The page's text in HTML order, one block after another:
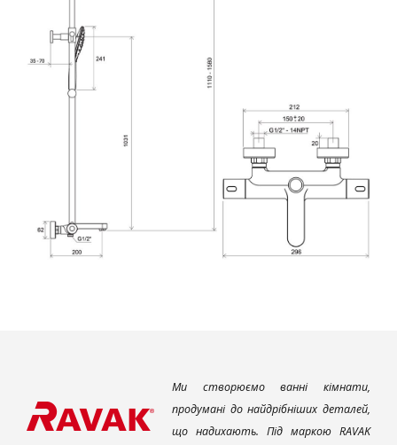
Ми створюємо ванні кімнати,
продумані до найдрібніших деталей,
що надихають. Під маркою RAVAK